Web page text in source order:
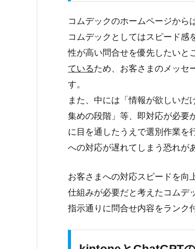
コムデックのホームページから
コムデックとしてはスピード感
性が高い問合せを優先したいと
ているため、 お客さまのメッセ
す。
また、中には「情報が欲しいだ
集めの段階」等、即対応が必要
に目を通したうえで選別作業を
への対応が遅れてしまう恐れが
お客さまへの対応スピードを向
仕組みが必要だと考えたコムデ
指示通りに問合せ内容をランク